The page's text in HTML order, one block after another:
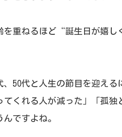
を重ねるほど“誕生日が嬉
、50代と人生の節目を迎え
てくれる人が減った」「孤
ですよね。